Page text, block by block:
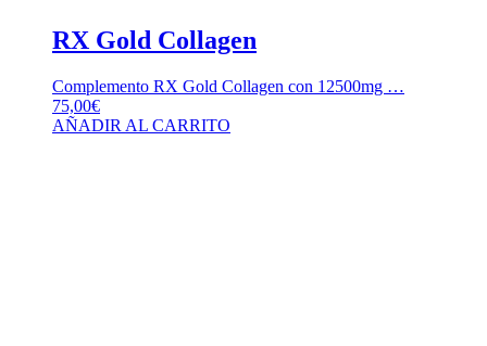
RX Gold Collagen
Complemento RX Gold Collagen con 12500mg …
75,00€
AÑADIR AL CARRITO